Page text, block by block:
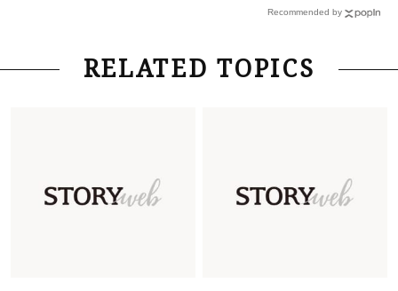
Lifestyle 2026.8.6
26年夏の【開運アクション】は”ひと拭き”習
幸福感”に目が向いた」ライフスタイルも、服も
Recommended by
RELATED TOPICS